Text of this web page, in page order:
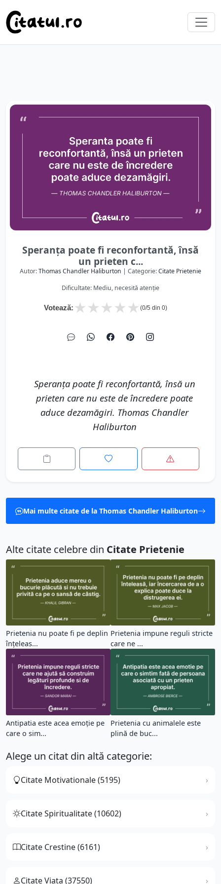
Speranța poate fi reconfortantă, însă
un prieten c...
Autor:Thomas Chandler Haliburton | Categorie:Citate Prietenie
Dificultate: Mediu, necesită atenție
Votează: ★
★
★
★
★ (0/5 din 0)
Speranța poate fi reconfortantă, însă un
prieten care nu este de încredere poate
aduce dezamăgiri. Thomas Chandler
Haliburton
Mai multe citate de la Thomas Chandler Haliburton
Alte citate celebre din Citate Prietenie
Prietenia nu poate fi pe deplin
înțeleas...
Prietenia impune reguli stricte
care ne ...
Antipatia este acea emoție pe
care o sim...
Prietenia cu animalele este
plină de buc...
Alege un citat din altă categorie:
Citate Motivationale (5195)
Citate Spiritualitate (10602)
Citate Crestine (6161)
Citate Viata (37550)